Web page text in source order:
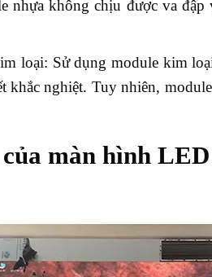
nhựa không chịu được va
loại: Sử dụng module kim
khắc nghiệt. Tuy nhiên,
màn hình LED